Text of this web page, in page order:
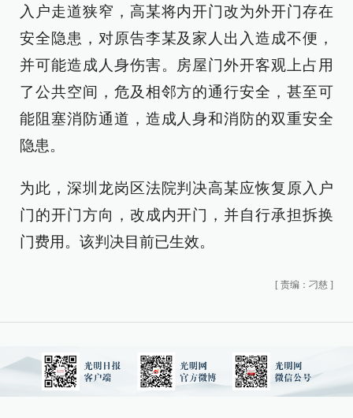
入户走道狭窄，高某将内开门改为外开门存在
安全隐患，对原告李某及家人出入造成不便，
并可能造成人身伤害。房屋门外开客观上占用
了公共空间，危及相邻方的通行安全，甚至可
能阻塞消防通道，造成人身和消防的双重安全
隐患。
为此，深圳龙岗区法院判决高某应恢复原入户
门的开门方向，改成内开门，并自行承担拆换
门费用。该判决目前已生效。
[ 责编：刁慈 ]